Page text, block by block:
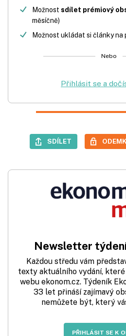
Možnost sdílet prémiový
měsíčně)
Možnost ukládat si články na
Nebo
Přihlásit se a
SDÍLET
Newsletter
Každou středu vám
texty aktuálního vydání,
webu ekonom.cz. Týdeník
33 let přináší zajímavý
nemůžete být, který
PŘIHLÁSIT SE K